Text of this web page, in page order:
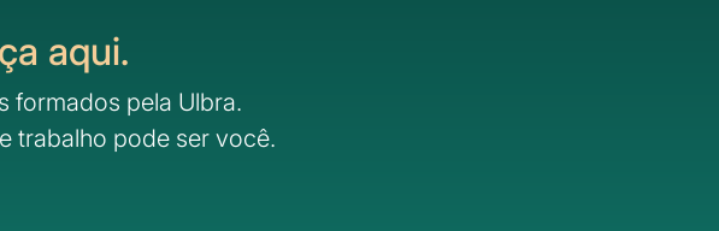
aqui.
formados pela Ulbra.
trabalho pode ser você.